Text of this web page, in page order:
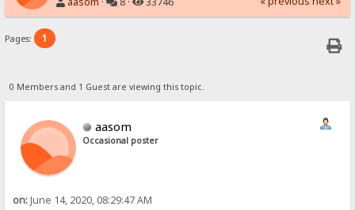
Pages: 1
0 Members and 1 Guest are viewing this topic.
aasom
Occasional poster
on:June 14, 2020, 08:29:47 AM